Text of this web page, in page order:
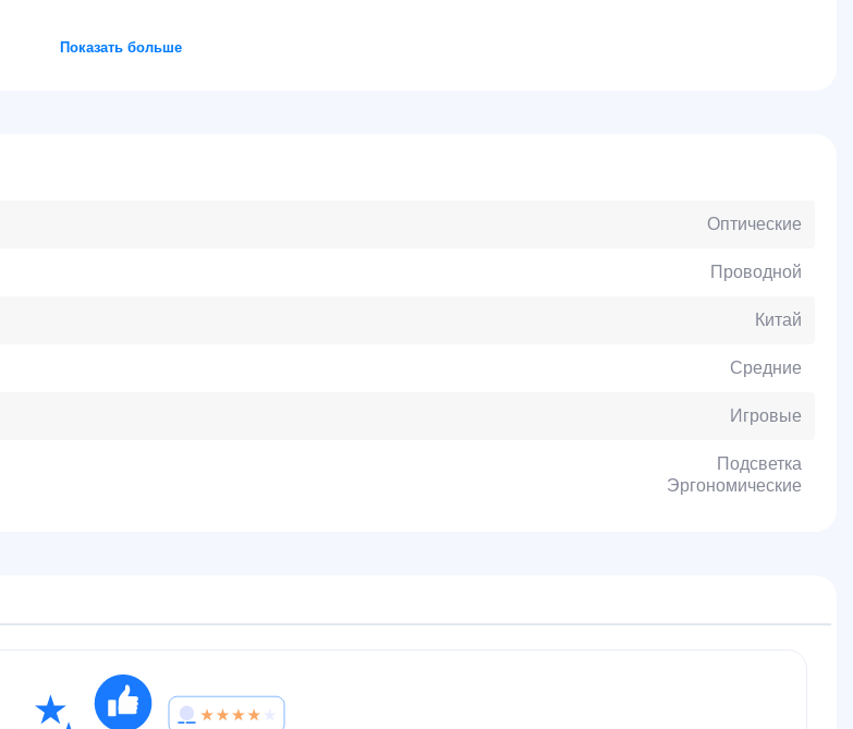
Показать больше
Оптические
Проводной
Китай
Средние
Игровые
Подсветка
Эргономические